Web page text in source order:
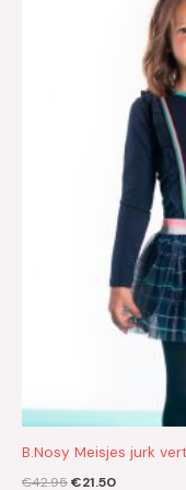
B.Nosy Meisjes jurk
€42.95€21.50
€21.50.